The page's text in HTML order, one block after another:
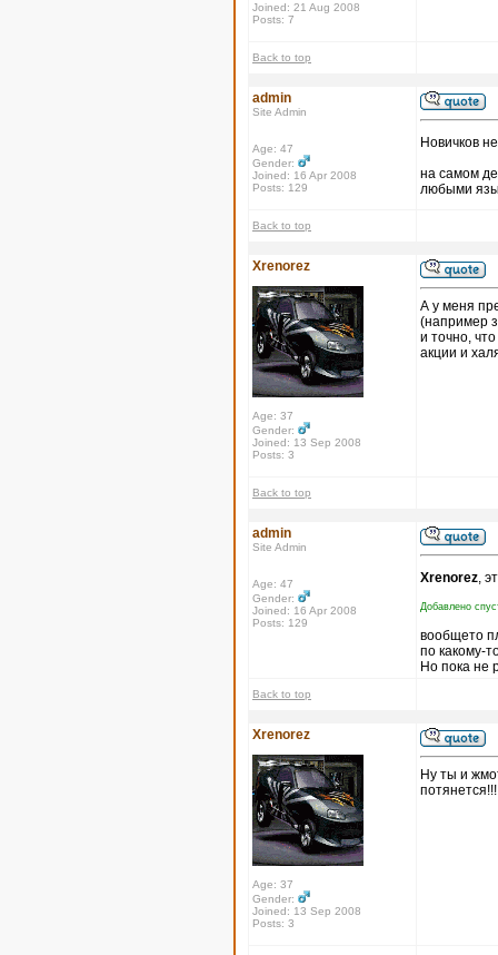
Joined: 21 Aug 2008
Posts: 7
Back to top
admin
Site Admin
Age: 47
Gender:
Joined: 16 Apr 2008
Posts: 129
Новичков
на самом
любыми
Back to top
Xrenorez
Age: 37
Gender:
Joined: 13 Sep 2008
Posts: 3
А у меня
(например
и точно,
акции и
Back to top
admin
Site Admin
Age: 47
Gender:
Joined: 16 Apr 2008
Posts: 129
Xrenorez,
Добавлено
вообщето
по какому-
Но пока не
Back to top
Xrenorez
Age: 37
Gender:
Joined: 13 Sep 2008
Posts: 3
Ну ты и
потянется!!!